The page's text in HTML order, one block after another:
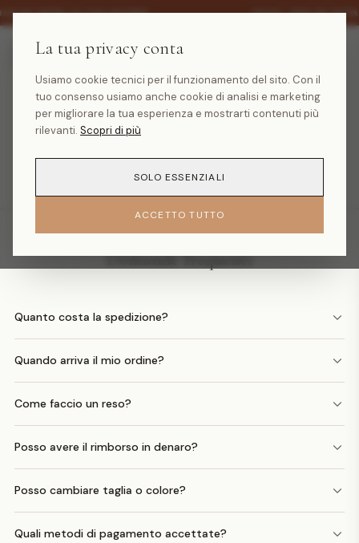
SU TUTTA LA COLLEZIONE · SALDI -30% SU
Prodotto non trovato
Domande frequenti
Quanto costa la spedizione?
Quando arriva il mio ordine?
Come faccio un reso?
Posso avere il rimborso in denaro?
Posso cambiare taglia o colore?
Quali metodi di pagamento accettate?
La tua privacy conta
Usiamo cookie tecnici per il funzionamento del sito. Con il
tuo consenso usiamo anche cookie di analisi e marketing
per migliorare la tua esperienza e mostrarti contenuti più
rilevanti. Scopri di più
SOLO ESSENZIALI
ACCETTO TUTTO